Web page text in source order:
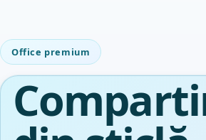
Office premium